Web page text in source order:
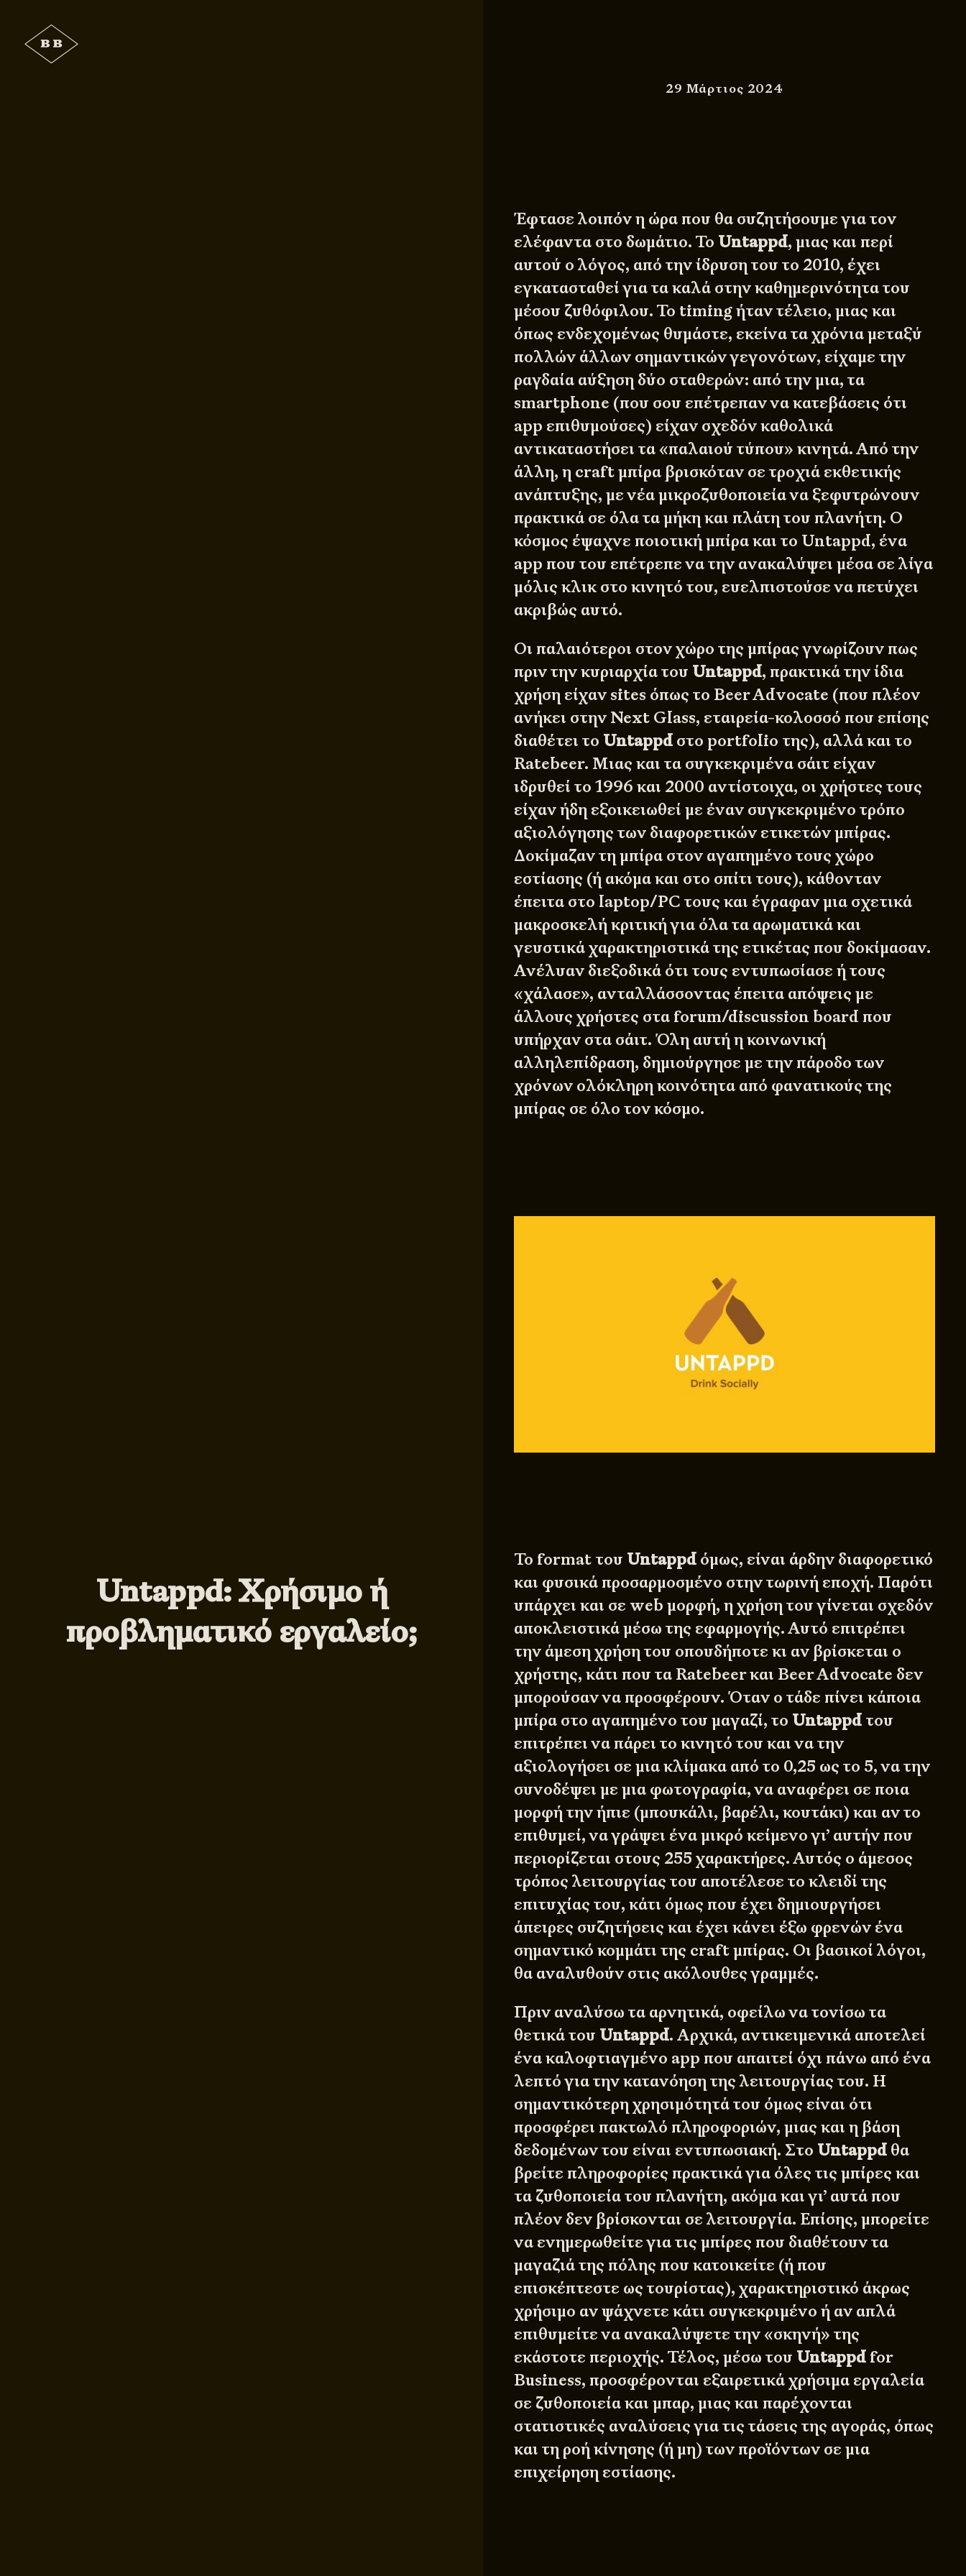
Untappd: Χρήσιμο ή
προβληματικό εργαλείο;
29 Μάρτιος 2024
Έφτασε λοιπόν η ώρα που θα συζητήσουμε για τον
ελέφαντα στο δωμάτιο. Το Untappd, μιας και περί
αυτού ο λόγος, από την ίδρυση του το 2010, έχει
εγκατασταθεί για τα καλά στην καθημερινότητα του
μέσου ζυθόφιλου. Το timing ήταν τέλειο, μιας και
όπως ενδεχομένως θυμάστε, εκείνα τα χρόνια μεταξύ
πολλών άλλων σημαντικών γεγονότων, είχαμε την
ραγδαία αύξηση δύο σταθερών: από την μια, τα
smartphone (που σου επέτρεπαν να κατεβάσεις ότι
app επιθυμούσες) είχαν σχεδόν καθολικά
αντικαταστήσει τα «παλαιού τύπου» κινητά. Από την
άλλη, η craft μπίρα βρισκόταν σε τροχιά εκθετικής
ανάπτυξης, με νέα μικροζυθοποιεία να ξεφυτρώνουν
πρακτικά σε όλα τα μήκη και πλάτη του πλανήτη. Ο
κόσμος έψαχνε ποιοτική μπίρα και το Untappd, ένα
app που του επέτρεπε να την ανακαλύψει μέσα σε λίγα
μόλις κλικ στο κινητό του, ευελπιστούσε να πετύχει
ακριβώς αυτό.
Οι παλαιότεροι στον χώρο της μπίρας γνωρίζουν πως
πριν την κυριαρχία του Untappd, πρακτικά την ίδια
χρήση είχαν sites όπως το Beer Advocate (που πλέον
ανήκει στην Next Glass, εταιρεία-κολοσσό που επίσης
διαθέτει το Untappd στο portfolio της), αλλά και το
Ratebeer. Μιας και τα συγκεκριμένα σάιτ είχαν
ιδρυθεί το 1996 και 2000 αντίστοιχα, οι χρήστες τους
είχαν ήδη εξοικειωθεί με έναν συγκεκριμένο τρόπο
αξιολόγησης των διαφορετικών ετικετών μπίρας.
Δοκίμαζαν τη μπίρα στον αγαπημένο τους χώρο
εστίασης (ή ακόμα και στο σπίτι τους), κάθονταν
έπειτα στο laptop/PC τους και έγραφαν μια σχετικά
μακροσκελή κριτική για όλα τα αρωματικά και
γευστικά χαρακτηριστικά της ετικέτας που δοκίμασαν.
Ανέλυαν διεξοδικά ότι τους εντυπωσίασε ή τους
«χάλασε», ανταλλάσσοντας έπειτα απόψεις με
άλλους χρήστες στα forum/discussion board που
υπήρχαν στα σάιτ. Όλη αυτή η κοινωνική
αλληλεπίδραση, δημιούργησε με την πάροδο των
χρόνων ολόκληρη κοινότητα από φανατικούς της
μπίρας σε όλο τον κόσμο.
Το format του Untappd όμως, είναι άρδην διαφορετικό
και φυσικά προσαρμοσμένο στην τωρινή εποχή. Παρότι
υπάρχει και σε web μορφή, η χρήση του γίνεται σχεδόν
αποκλειστικά μέσω της εφαρμογής. Αυτό επιτρέπει
την άμεση χρήση του οπουδήποτε κι αν βρίσκεται ο
χρήστης, κάτι που τα Ratebeer και Beer Advocate δεν
μπορούσαν να προσφέρουν. Όταν ο τάδε πίνει κάποια
μπίρα στο αγαπημένο του μαγαζί, το Untappd του
επιτρέπει να πάρει το κινητό του και να την
αξιολογήσει σε μια κλίμακα από το 0,25 ως το 5, να την
συνοδέψει με μια φωτογραφία, να αναφέρει σε ποια
μορφή την ήπιε (μπουκάλι, βαρέλι, κουτάκι) και αν το
επιθυμεί, να γράψει ένα μικρό κείμενο γι’ αυτήν που
περιορίζεται στους 255 χαρακτήρες. Αυτός ο άμεσος
τρόπος λειτουργίας του αποτέλεσε το κλειδί της
επιτυχίας του, κάτι όμως που έχει δημιουργήσει
άπειρες συζητήσεις και έχει κάνει έξω φρενών ένα
σημαντικό κομμάτι της craft μπίρας. Οι βασικοί λόγοι,
θα αναλυθούν στις ακόλουθες γραμμές.
Πριν αναλύσω τα αρνητικά, οφείλω να τονίσω τα
θετικά του Untappd. Αρχικά, αντικειμενικά αποτελεί
ένα καλοφτιαγμένο app που απαιτεί όχι πάνω από ένα
λεπτό για την κατανόηση της λειτουργίας του. Η
σημαντικότερη χρησιμότητά του όμως είναι ότι
προσφέρει πακτωλό πληροφοριών, μιας και η βάση
δεδομένων του είναι εντυπωσιακή. Στο Untappd θα
βρείτε πληροφορίες πρακτικά για όλες τις μπίρες και
τα ζυθοποιεία του πλανήτη, ακόμα και γι’ αυτά που
πλέον δεν βρίσκονται σε λειτουργία. Επίσης, μπορείτε
να ενημερωθείτε για τις μπίρες που διαθέτουν τα
μαγαζιά της πόλης που κατοικείτε (ή που
επισκέπτεστε ως τουρίστας), χαρακτηριστικό άκρως
χρήσιμο αν ψάχνετε κάτι συγκεκριμένο ή αν απλά
επιθυμείτε να ανακαλύψετε την «σκηνή» της
εκάστοτε περιοχής. Τέλος, μέσω του Untappd for
Business, προσφέρονται εξαιρετικά χρήσιμα εργαλεία
σε ζυθοποιεία και μπαρ, μιας και παρέχονται
στατιστικές αναλύσεις για τις τάσεις της αγοράς, όπως
και τη ροή κίνησης (ή μη) των προϊόντων σε μια
επιχείρηση εστίασης.